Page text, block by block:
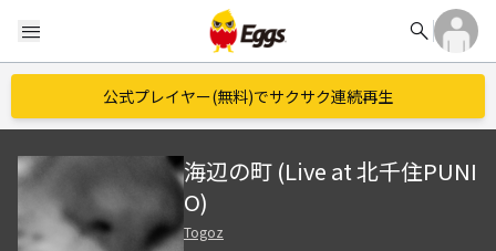
menu search
公式プレイヤー(無料)でサクサク連続再生
海辺の町 (Live at 北千住PUNI
O)
Togoz